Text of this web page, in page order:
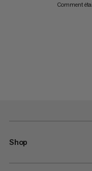
Comment
Shop